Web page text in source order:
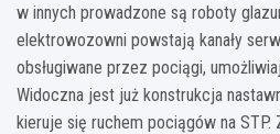
w innych prowadzone są roboty
elektrowozowni powstają kanały
obsługiwane przez pociągi,
Widoczna jest już konstrukcja
kieruje się ruchem pociągów na